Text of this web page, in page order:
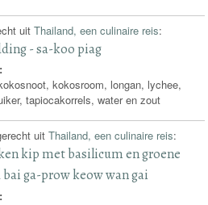
uitThailand, een culinaire reis:
- sa-koo piag
kokosroom, longan, lychee,
tapiocakorrels, water en zout
uitThailand, een culinaire reis:
kip met basilicum en groene
ga-prow keow wan gai